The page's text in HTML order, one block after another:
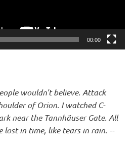
00:00
wouldn't believe. Attack
of Orion. I watched C-
near the Tannhäuser Gate. All
lost in time, like tears in rain. --